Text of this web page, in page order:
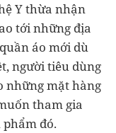
Y thừa nhận
tới những địa
áo mới dù
người tiêu dùng
những mặt hàng
tham gia
đó.